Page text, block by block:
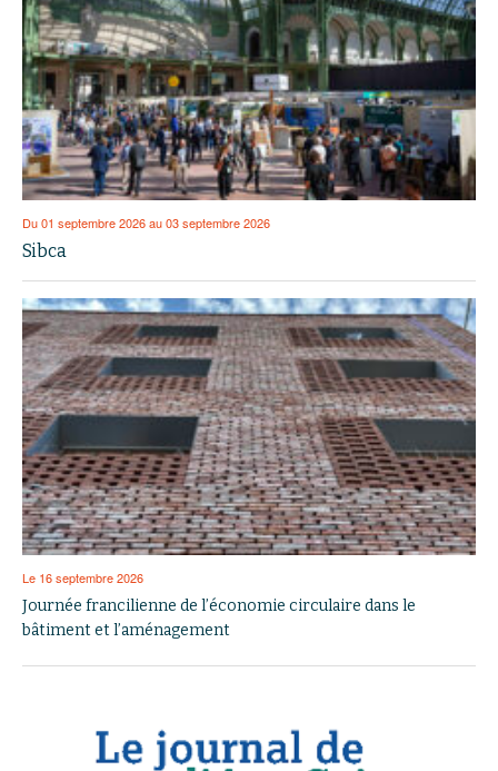
Du 01 septembre 2026 au 03 septembre 2026
Sibca
Le 16 septembre 2026
Journée francilienne de l’économie circulaire dans le
bâtiment et l’aménagement